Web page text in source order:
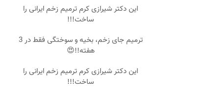
این دکتر شیرازی کرم ترمیم زخم ایرانی را
ساخت!!!
ترمیم جای زخم، بخیه و سوختگی فقط در 3
هفته!!😍
این دکتر شیرازی کرم ترمیم زخم ایرانی را
ساخت!!!